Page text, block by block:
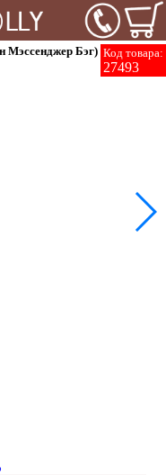
Код товара:
27493
Мэссенджер Бэг)